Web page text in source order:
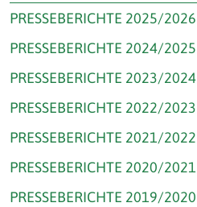
PRESSEBERICHTE 2025/2026
PRESSEBERICHTE 2024/2025
PRESSEBERICHTE 2023/2024
PRESSEBERICHTE 2022/2023
PRESSEBERICHTE 2021/2022
PRESSEBERICHTE 2020/2021
PRESSEBERICHTE 2019/2020